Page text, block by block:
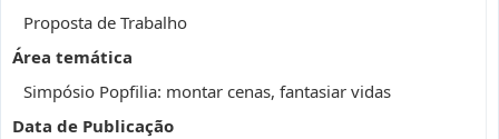
Proposta de Trabalho
Área temática
Simpósio Popfilia: montar cenas, fantasiar vidas
Data de Publicação